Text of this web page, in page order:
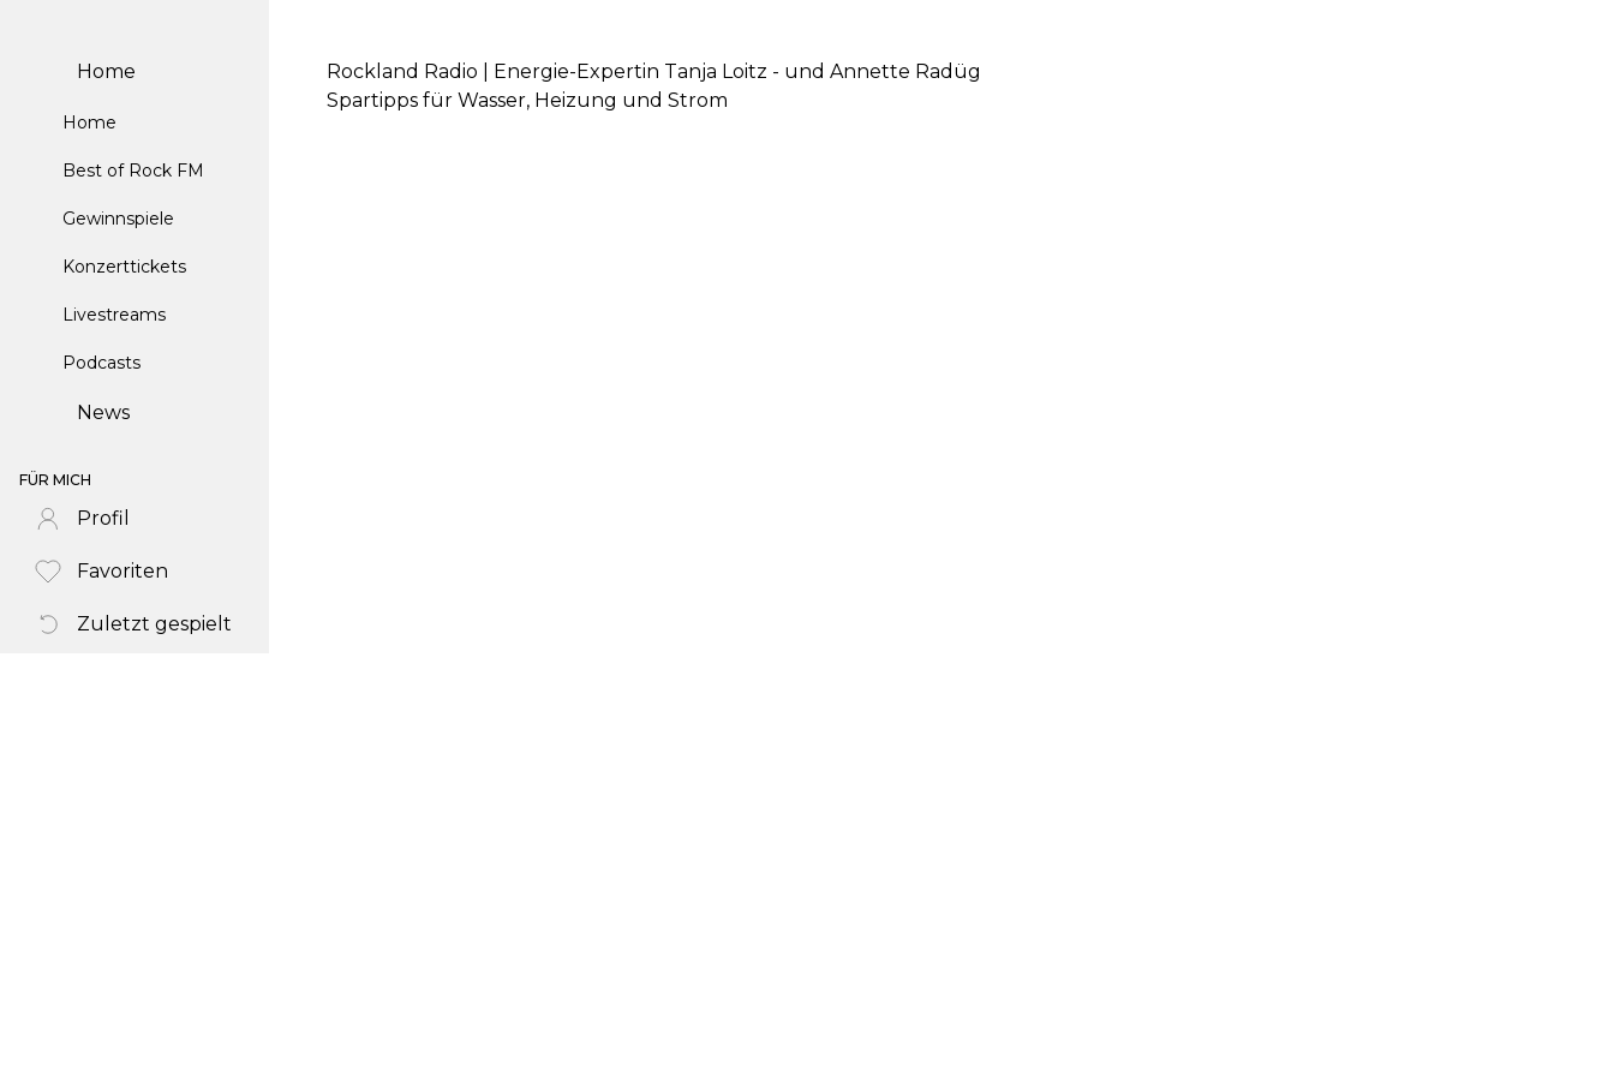
Home
Home
Best of Rock FM
Gewinnspiele
Konzerttickets
Livestreams
Podcasts
News
FÜR MICH
Profil
Favoriten
Zuletzt gespielt
Rockland Radio | Energie-Expertin Tanja Loitz - und Annette Radüg
Spartipps für Wasser, Heizung und Strom